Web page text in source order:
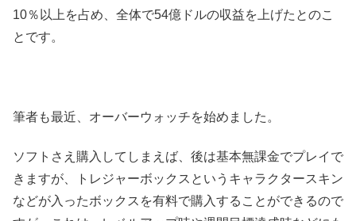
10％以上を占め、全体で54億ドルの収益を上げたとのこ
とです。
筆者も最近、オーバーウォッチを始めました。
ソフトさえ購入してしまえば、後は基本無課金でプレイで
きますが、トレジャーボックスというキャラクタースキン
などが入ったボックスを有料で購入することができるので